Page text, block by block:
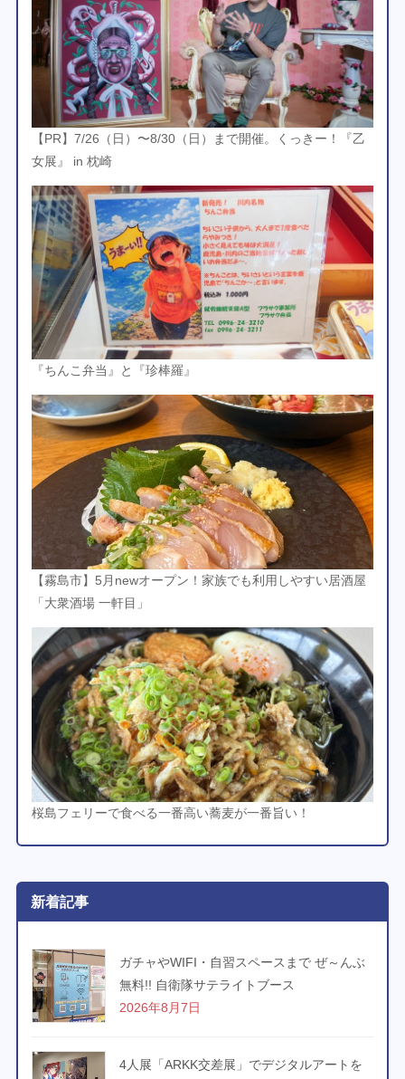
【PR】7/26（日）〜8/30（日）まで開催。くっきー！『乙
女展』 in 枕崎
『ちんこ弁当』と『珍棒羅』
【霧島市】5月newオープン！家族でも利用しやすい居酒屋
「大衆酒場 一軒目」
桜島フェリーで食べる一番高い蕎麦が一番旨い！
新着記事
ガチャやWIFI・自習スペースまで ぜ～んぶ
無料!! 自衛隊サテライトブース
2026年8月7日
4人展「ARKK交差展」でデジタルアートを